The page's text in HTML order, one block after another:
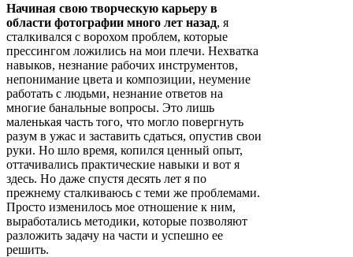
Начиная свою творческую карьеру в
области фотографии много лет назад, я
сталкивался с ворохом проблем, которые
прессингом ложились на мои плечи. Нехватка
навыков, незнание рабочих инструментов,
непонимание цвета и композиции, неумение
работать с людьми, незнание ответов на
многие банальные вопросы. Это лишь
маленькая часть того, что могло повергнуть
разум в ужас и заставить сдаться, опустив свои
руки. Но шло время, копился ценный опыт,
оттачивались практические навыки и вот я
здесь. Но даже спустя десять лет я по
прежнему сталкиваюсь с теми же проблемами.
Просто изменилось мое отношение к ним,
выработались методики, которые позволяют
разложить задачу на части и успешно ее
решить.